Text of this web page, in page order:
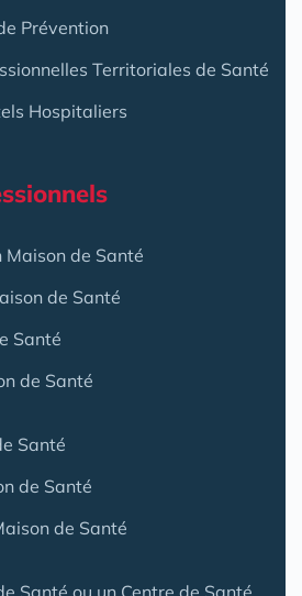
Prévention
Territoriales de Santé
Hospitaliers
Maison de Santé
de Santé
Santé
de Santé
Santé
de Santé
de Santé